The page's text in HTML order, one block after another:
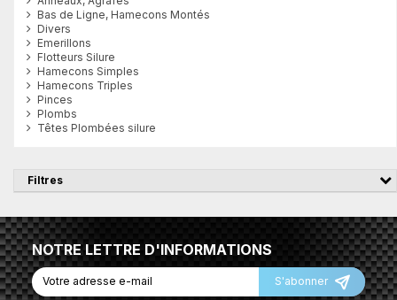
Bas de Ligne, Hamecons Montés
Divers
Emerillons
Flotteurs Silure
Hamecons Simples
Hamecons Triples
Pinces
Plombs
Têtes Plombées silure
Filtres
NOTRE LETTRE D'INFORMATIONS
S'abonner